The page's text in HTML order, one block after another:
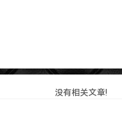
没有相关文章!